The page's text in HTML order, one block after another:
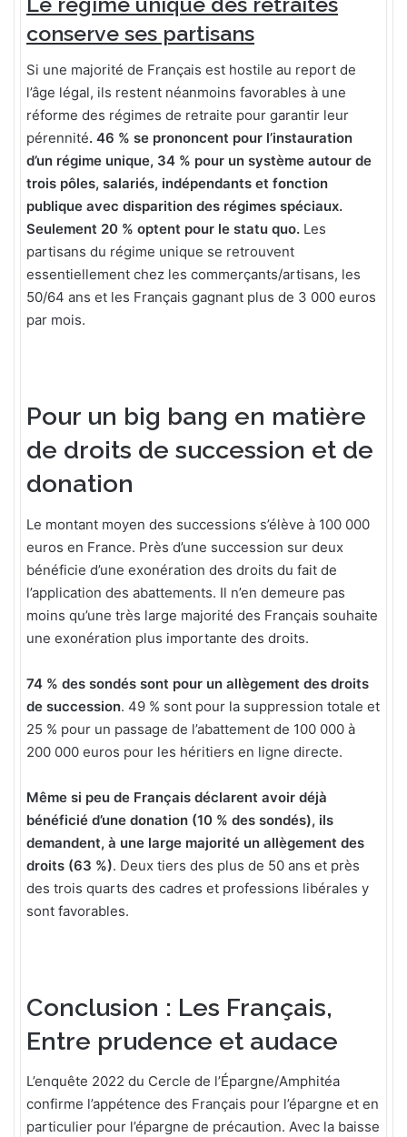
conserve ses partisans
Si une majorité de Français est hostile au report de
l’âge légal, ils restent néanmoins favorables à une
réforme des régimes de retraite pour garantir leur
pérennité. 46 % se prononcent pour l’instauration
d’un régime unique, 34 % pour un système autour de
trois pôles, salariés, indépendants et fonction
publique avec disparition des régimes spéciaux.
Seulement 20 % optent pour le statu quo. Les
partisans du régime unique se retrouvent
essentiellement chez les commerçants/artisans, les
50/64 ans et les Français gagnant plus de 3 000 euros
par mois.
Pour un big bang en matière
de droits de succession et de
donation
Le montant moyen des successions s’élève à 100 000
euros en France. Près d’une succession sur deux
bénéficie d’une exonération des droits du fait de
l’application des abattements. Il n’en demeure pas
moins qu’une très large majorité des Français souhaite
une exonération plus importante des droits.
74 % des sondés sont pour un allègement des droits
de succession. 49 % sont pour la suppression totale et
25 % pour un passage de l’abattement de 100 000 à
200 000 euros pour les héritiers en ligne directe.
Même si peu de Français déclarent avoir déjà
bénéficié d’une donation (10 % des sondés), ils
demandent, à une large majorité un allègement des
droits (63 %). Deux tiers des plus de 50 ans et près
des trois quarts des cadres et professions libérales y
sont favorables.
Conclusion : Les Français,
Entre prudence et audace
L’enquête 2022 du Cercle de l’Épargne/Amphitéa
confirme l’appétence des Français pour l’épargne et en
particulier pour l’épargne de précaution. Avec la baisse